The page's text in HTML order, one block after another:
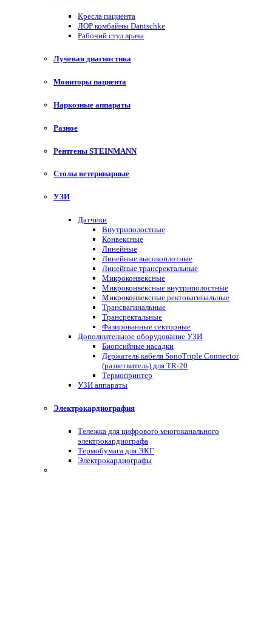
Кресла пациента
ЛОР комбайны Dantschke
Рабочий стул врача
Лучевая диагностика
Мониторы пациента
Наркозные аппараты
Разное
Рентгены STEINMANN
Столы ветеринарные
УЗИ
Датчики
Внутриполостные
Конвексные
Линейные
Линейные высокоплотные
Линейные трансректальные
Микроконвексные
Микроконвексные внутриполостные
Микроконвексные ректовагинальные
Трансвагинальные
Трансректальные
Фазированные секторные
Дополнительное оборудование УЗИ
Биопсийные насадки
Держатель кабеля SonoTriple Connector
(разветвитель) для TR-20
Термопринтер
УЗИ аппараты
Электрокардиография
Тележка для цифрового многоканального
электрокардиографа
Термобумага для ЭКГ
Электрокардиографы